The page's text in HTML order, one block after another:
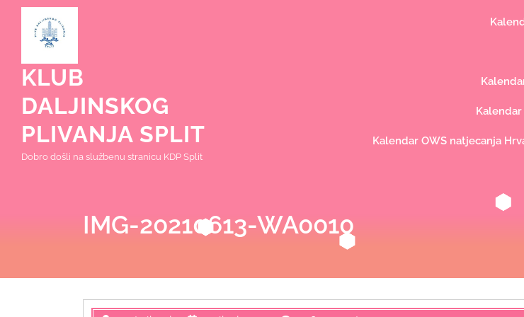
content
KLUB
DALJINSKOG
PLIVANJA SPLIT
Dobro došli na službenu stranicu KDP Split
Kalendar OWS natjecanja
IMG-20210613-WA0010